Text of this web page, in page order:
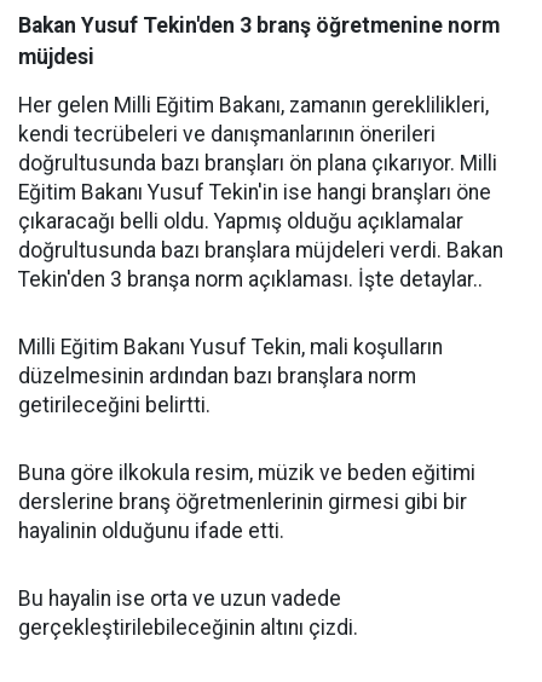
Bakan Yusuf Tekin'den 3 branş öğretmenine norm
müjdesi
Her gelen Milli Eğitim Bakanı, zamanın gereklilikleri,
kendi tecrübeleri ve danışmanlarının önerileri
doğrultusunda bazı branşları ön plana çıkarıyor. Milli
Eğitim Bakanı Yusuf Tekin'in ise hangi branşları öne
çıkaracağı belli oldu. Yapmış olduğu açıklamalar
doğrultusunda bazı branşlara müjdeleri verdi. Bakan
Tekin'den 3 branşa norm açıklaması. İşte detaylar..
Milli Eğitim Bakanı Yusuf Tekin, mali koşulların
düzelmesinin ardından bazı branşlara norm
getirileceğini belirtti.
Buna göre ilkokula resim, müzik ve beden eğitimi
derslerine branş öğretmenlerinin girmesi gibi bir
hayalinin olduğunu ifade etti.
Bu hayalin ise orta ve uzun vadede
gerçekleştirilebileceğinin altını çizdi.